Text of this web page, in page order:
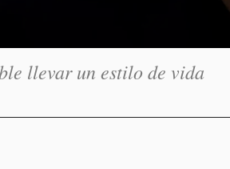
llevar un estilo de vida